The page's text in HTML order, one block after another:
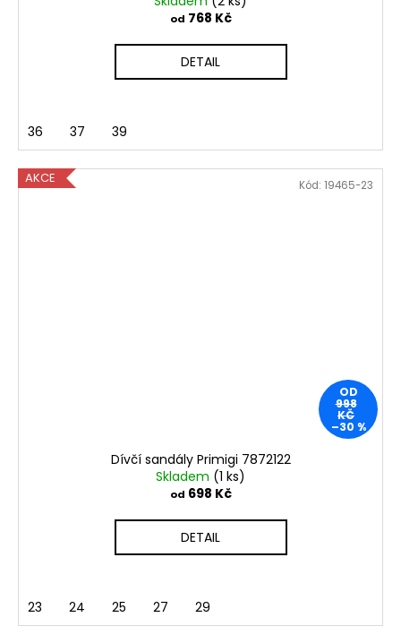
od 768 Kč
DETAIL
36 37 39
AKCE
OD
998
KČ
–30 %
Dívčí sandály Primigi 7872122
Skladem (1 ks)
od 698 Kč
DETAIL
23 24 25 27 29
Kód: 19465-23